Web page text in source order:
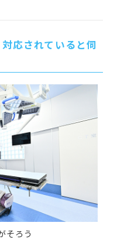
応されていると伺
そろう